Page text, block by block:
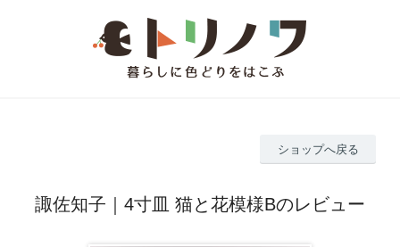
ショップへ戻る
諏佐知子｜4寸皿 猫と花模様Bのレビュー